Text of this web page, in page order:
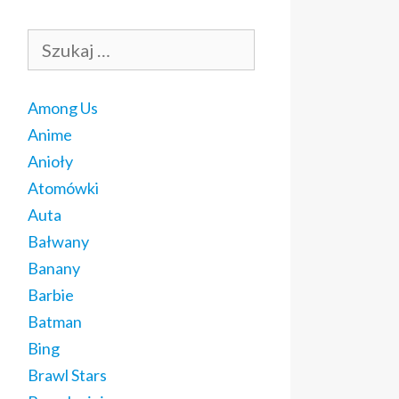
Among Us
Anime
Anioły
Atomówki
Auta
Bałwany
Banany
Barbie
Batman
Bing
Brawl Stars